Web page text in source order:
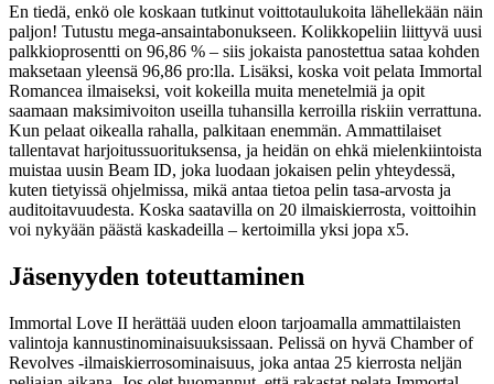
En tiedä, enkö ole koskaan tutkinut voittotaulukoita lähellekään näin
paljon! Tutustu mega-ansaintabonukseen. Kolikkopeliin liittyvä uusi
palkkioprosentti on 96,86 % – siis jokaista panostettua sataa kohden
maksetaan yleensä 96,86 pro:lla. Lisäksi, koska voit pelata Immortal
Romancea ilmaiseksi, voit kokeilla muita menetelmiä ja opit
saamaan maksimivoiton useilla tuhansilla kerroilla riskiin verrattuna.
Kun pelaat oikealla rahalla, palkitaan enemmän. Ammattilaiset
tallentavat harjoitussuorituksensa, ja heidän on ehkä mielenkiintoista
muistaa uusin Beam ID, joka luodaan jokaisen pelin yhteydessä,
kuten tietyissä ohjelmissa, mikä antaa tietoa pelin tasa-arvosta ja
auditoitavuudesta. Koska saatavilla on 20 ilmaiskierrosta, voittoihin
voi nykyään päästä kaskadeilla – kertoimilla yksi jopa x5.
Jäsenyyden toteuttaminen
Immortal Love II herättää uuden eloon tarjoamalla ammattilaisten
valintoja kannustinominaisuuksissaan. Pelissä on hyvä Chamber of
Revolves -ilmaiskierrosominaisuus, joka antaa 25 kierrosta neljän